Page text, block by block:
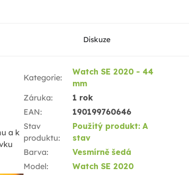
Diskuze
a k
Kategorie:
Watch SE 2020 - 44
mm
Záruka:
1 rok
EAN:
190199760646
Stav
produktu:
Použitý produkt: A
stav
Barva:
Vesmírně šedá
Model:
Watch SE 2020